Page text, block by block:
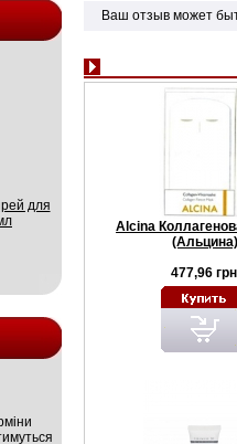
для
Ваш отзыв может
Alcina
(Альцина)
477,96